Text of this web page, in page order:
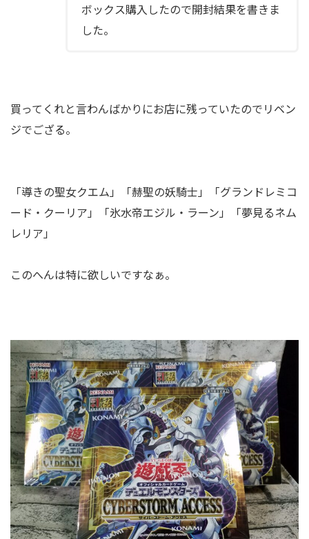
ボックス購入したので開封結果を書きま
した。
買ってくれと言わんばかりにお店に残っていたのでリベン
ジでござる。
「導きの聖女クエム」「赫聖の妖騎士」「グランドレミコ
ード・クーリア」「氷水帝エジル・ラーン」「夢見るネム
レリア」
このへんは特に欲しいですなぁ。